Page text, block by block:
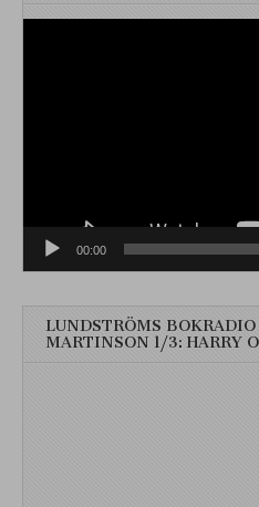
00:00
LUNDSTRÖMS
MARTINSON 1/3: HARRY